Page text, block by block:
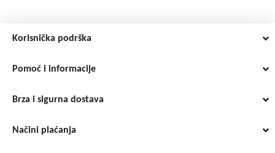
Korisnička podrška
Pomoć i informacije
Brza i sigurna dostava
Načini plaćanja